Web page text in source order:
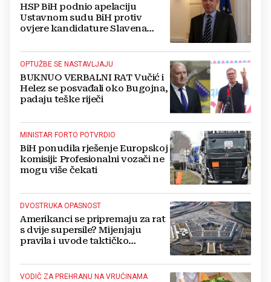
HSP BiH podnio apelaciju
Ustavnom sudu BiH protiv
ovjere kandidature Slavena
OPTUŽBE SE NASTAVLJAJU
BUKNUO VERBALNI RAT Vučić i
Helez se posvađali oko Bugojna,
padaju teške riječi
MINISTAR FORTO POTVRDIO
BiH ponudila rješenje Europskoj
komisiji: Profesionalni vozači ne
mogu više čekati
DVOSTRUKA OPASNOST
Amerikanci se pripremaju za rat
s dvije supersile? Mijenjaju
pravila i uvode taktičko
VODIČ ZA PREHRANU NA VRUĆINAMA